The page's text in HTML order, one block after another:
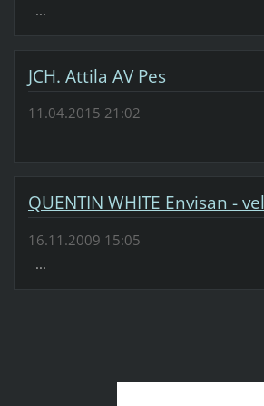
...
JCH. Attila AV Pes
11.04.2015 21:02
QUENTIN WHITE Envisan -
16.11.2009 15:05
...